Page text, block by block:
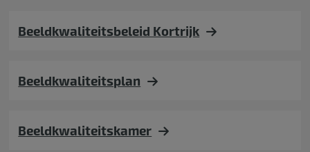
Beeldkwaliteitsbeleid Kortrijk
Beeldkwaliteitsplan
Beeldkwaliteitskamer